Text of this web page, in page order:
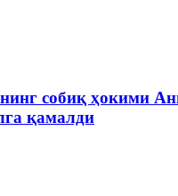
собиқ ҳокими
қамалди